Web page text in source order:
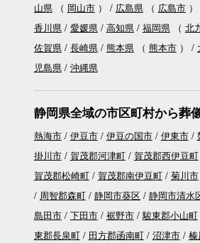
山県（ 岡山市） 広島県（ 広島市）
香川県
愛媛県 高知県 福岡県（ 北
佐賀県
長崎県 熊本県（ 熊本市）
児島県
沖縄県
静岡県全域の市区町村から葬
熱海市 伊豆市 伊豆の国市 伊東市
掛川市
賀茂郡河津町 賀茂郡西伊豆町
賀茂郡松崎町
賀茂郡南伊豆町 菊川市
周智郡森町
静岡市葵区 静岡市清水
島田市
下田市 裾野市 駿東郡小山町
東郡長泉町
田方郡函南町 沼津市